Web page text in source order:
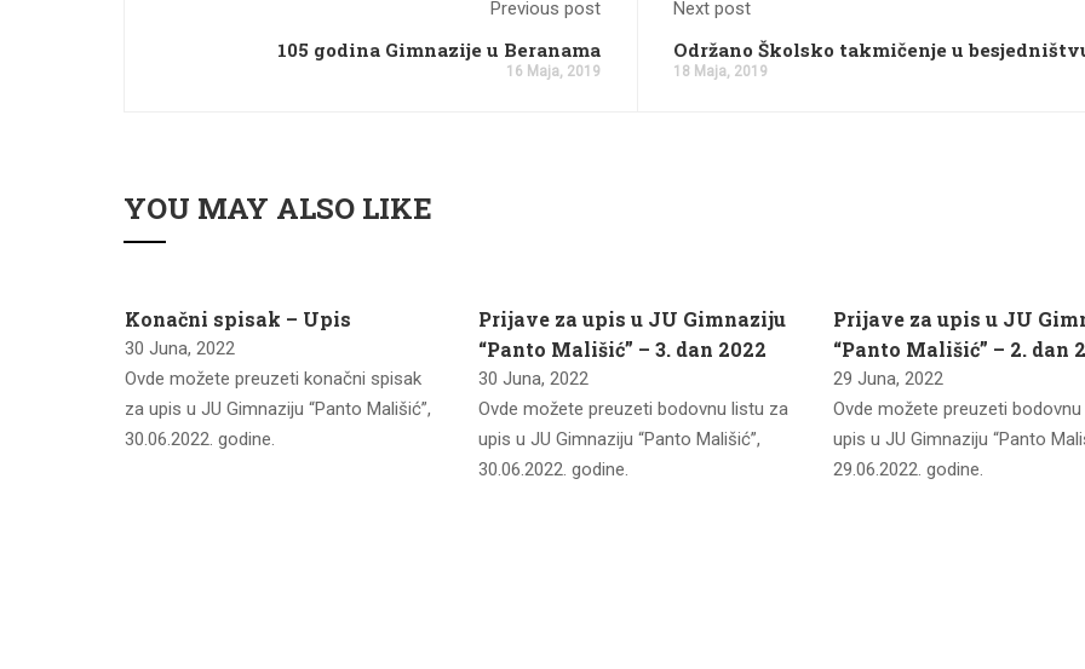
Previous post
105 godina Gimnazije u Beranama
16 Maja, 2019
Next post
Održano Školsko takmičenje u
18 Maja, 2019
YOU MAY ALSO LIKE
Konačni spisak – Upis
30 Juna, 2022
Ovde možete preuzeti konačni spisak
za upis u JU Gimnaziju “Panto Mališić”,
30.06.2022. godine.
Prijave za upis u JU Gimnaziju
“Panto Mališić” – 3. dan 2022
30 Juna, 2022
Ovde možete preuzeti bodovnu listu za
upis u JU Gimnaziju “Panto Mališić”,
30.06.2022. godine.
Prijave za upis u JU
“Panto Mališić” – 2. dan
29 Juna, 2022
Ovde možete preuzeti
upis u JU Gimnaziju “Panto
29.06.2022. godine.